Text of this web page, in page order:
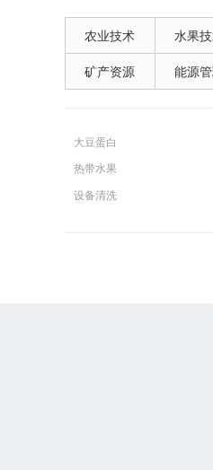
农业技术 水果
矿产资源 能源
大豆蛋白
热带水果
设备清洗